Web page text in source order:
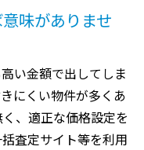
味がありませ
い金額で出してしま
にくい物件が多くあ
、適正な価格設定を
査定サイト等を利用